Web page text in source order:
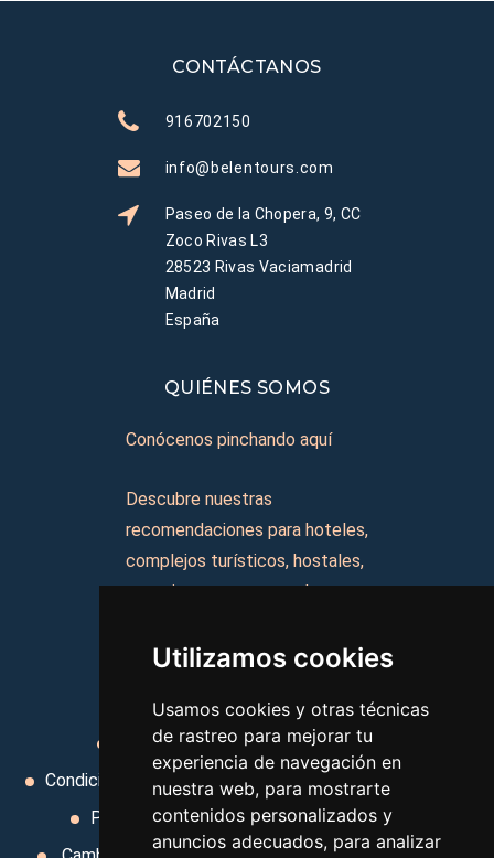
Utilizamos cookies
Usamos cookies y otras técnicas
de rastreo para mejorar tu
experiencia de navegación en
nuestra web, para mostrarte
contenidos personalizados y
anuncios adecuados, para analizar
CONTÁCTANOS
916702150
info@belentours.com
Paseo de la Chopera, 9, CC
Zoco Rivas L3
28523 Rivas Vaciamadrid
Madrid
España
QUIÉNES SOMOS
Conócenos pinchando aquí
Descubre nuestras
recomendaciones para hoteles,
complejos turísticos, hostales,
vacaciones, paquetes de
Aviso legal
Condiciones de uso
Condiciones Generales
Ley de Viajes Combinados
Política de privacidad
Uso de cookies